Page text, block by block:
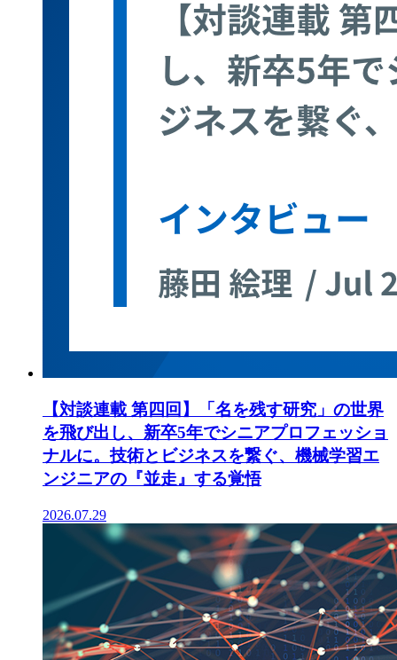
【対談連載 第四回】「名を残す研究」の世界
を飛び出し、新卒5年でシニアプロフェッショ
ナルに。技術とビジネスを繋ぐ、機械学習エ
ンジニアの『並走』する覚悟
2026.07.29